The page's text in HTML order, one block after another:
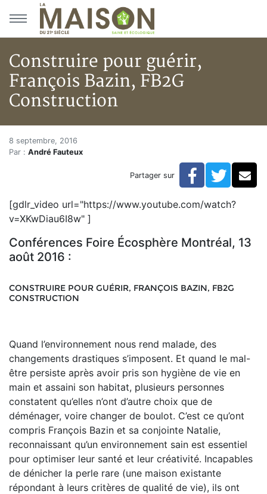
Aller au menu principal
Aller au contenu principal
Construire pour guérir,
François Bazin, FB2G
Construction
Accueil
Articles
Construire pour guérir, François Bazin, FB2G
Construire pour guérir,
8 septembre, 2016
Par : André Fauteux
Partager sur Facebook
[gdlr_video url="https://www.youtube.com/watch?
v=XKwDiau6I8w" ]
Conférences Foire Écosphère Montréal, 13
août 2016 :
CONSTRUIRE POUR GUÉRIR, FRANÇOIS BAZIN, FB2G
CONSTRUCTION
Quand l’environnement nous rend malade, des
changements drastiques s’imposent. Et quand le mal-
être persiste après avoir pris son hygiène de vie en
main et assaini son habitat, plusieurs personnes
constatent qu’elles n’ont d’autre choix que de
déménager, voire changer de boulot. C’est ce qu’ont
compris François Bazin et sa conjointe Natalie,
reconnaissant qu’un environnement sain est essentiel
pour optimiser leur santé et leur créativité. Incapables
de dénicher la perle rare (une maison existante
répondant à leurs critères de qualité de vie), ils ont